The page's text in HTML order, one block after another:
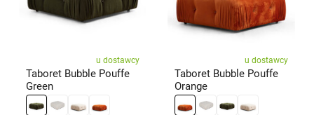
u dostawcy
Taboret Bubble Pouffe
Green
u dostawcy
Taboret Bubble Pouffe
Orange